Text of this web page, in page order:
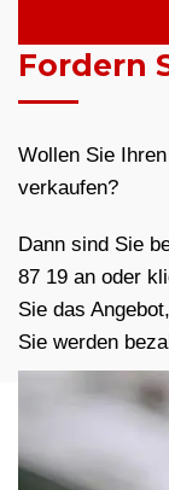
Fordern
Wollen Sie
verkaufen?
Dann sind Sie
87 19 an oder
Sie das
Sie werden